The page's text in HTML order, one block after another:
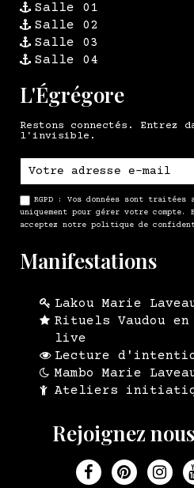
Salle 01
Salle 02
Salle 03
Salle 04
L'Égrégore
Restons connectés. Entrez
l'invisible.
RGPD : Vos données sont
uniquement pour gérer votre compte.
acceptez notre politique de
Manifestations
Lakou Marie
Rituels Vaudou en
live
Lecture
Mambo Marie
Ateliers
Rejoignez